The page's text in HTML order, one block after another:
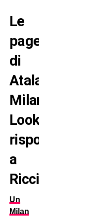
Le
pagelle
di
Atalanta-
Milan:
Lookman
risponde
a
Ricci
Un
Milan